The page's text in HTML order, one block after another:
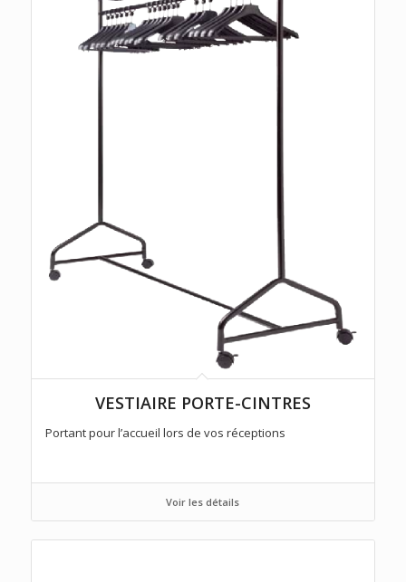
VESTIAIRE PORTE-CINTRES
Portant pour l’accueil lors de vos réceptions
Voir les détails